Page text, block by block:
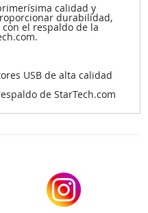
calidad y
durabilidad,
con el respaldo de la
USB de alta calidad
de StarTech.com